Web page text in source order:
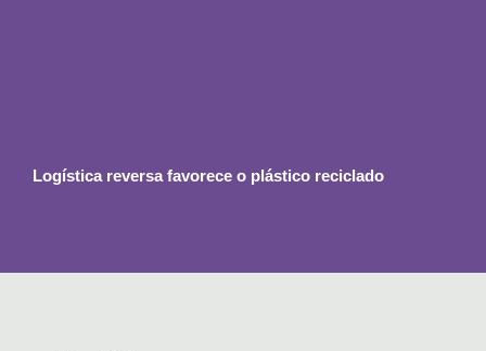
Logística reversa favorece o plástico reciclado